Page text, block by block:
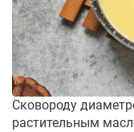
Сковороду
растительным